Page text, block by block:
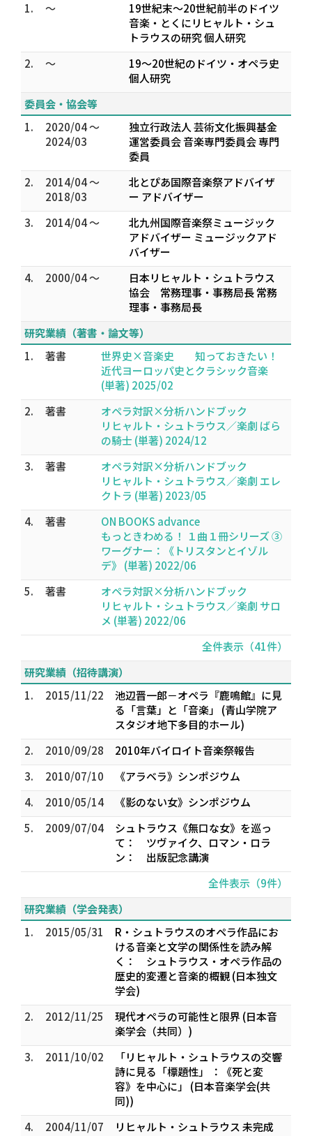
1.
～
19世紀末～20世紀前半のドイツ
音楽・とくにリヒャルト・シュ
トラウスの研究 個人研究
2.
～
19～20世紀のドイツ・オペラ史
個人研究
委員会・協会等
1.
2020/04 ～
2024/03
独立行政法人 芸術文化振興基金
運営委員会 音楽専門委員会 専門
委員
2.
2014/04 ～
2018/03
北とぴあ国際音楽祭アドバイザ
ー アドバイザー
3.
2014/04 ～
北九州国際音楽祭ミュージック
アドバイザー ミュージックアド
バイザー
4.
2000/04 ～
日本リヒャルト・シュトラウス
協会 常務理事・事務局長 常務
理事・事務局長
研究業績（著書・論文等）
1.
著書
世界史×音楽史 知っておきたい！
近代ヨーロッパ史とクラシック音楽
(単著) 2025/02
2.
著書
オペラ対訳×分析ハンドブック
リヒャルト・シュトラウス／楽劇 ばら
の騎士 (単著) 2024/12
3.
著書
オペラ対訳×分析ハンドブック
リヒャルト・シュトラウス／楽劇 エレ
クトラ (単著) 2023/05
4.
著書
ON BOOKS advance
もっときわめる！ １曲１冊シリーズ ③
ワーグナー：《トリスタンとイゾル
デ》 (単著) 2022/06
5.
著書
オペラ対訳×分析ハンドブック
リヒャルト・シュトラウス／楽劇 サロ
メ (単著) 2022/06
全件表示（41件）
研究業績（招待講演）
1.
2015/11/22
池辺晋一郎－オペラ『鹿鳴館』に見
る「言葉」と「音楽」 (青山学院ア
スタジオ地下多目的ホール)
2.
2010/09/28
2010年バイロイト音楽祭報告
3.
2010/07/10
《アラベラ》シンポジウム
4.
2010/05/14
《影のない女》シンポジウム
5.
2009/07/04
シュトラウス《無口な女》を巡っ
て： ツヴァイク、ロマン・ロラ
ン： 出版記念講演
全件表示（9件）
研究業績（学会発表）
1.
2015/05/31
R・シュトラウスのオペラ作品にお
ける音楽と文学の関係性を読み解
く： シュトラウス・オペラ作品の
歴史的変遷と音楽的概観 (日本独文
学会)
2.
2012/11/25
現代オペラの可能性と限界 (日本音
楽学会（共同）)
3.
2011/10/02
「リヒャルト・シュトラウスの交響
詩に見る「標題性」 ：《死と変
容》を中心に」 (日本音楽学会(共
同))
4.
2004/11/07
リヒャルト・シュトラウス 未完成